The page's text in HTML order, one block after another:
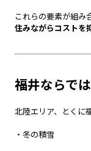
これらの要素が組み
住みながらコストを
福井ならで
北陸エリア、とくに
・冬の積雪